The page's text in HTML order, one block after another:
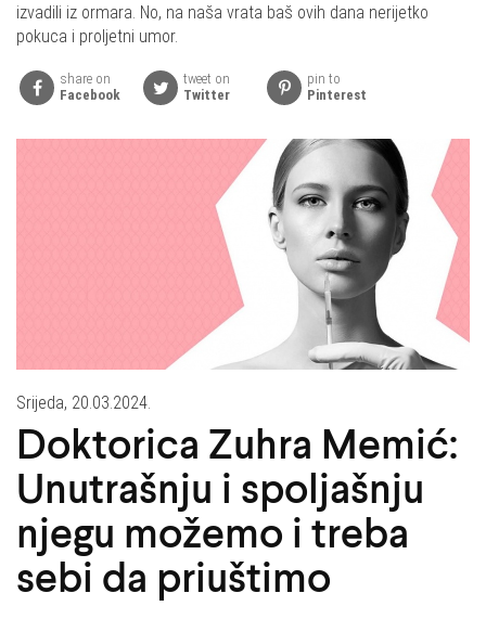
izvadili iz ormara. No, na naša vrata baš ovih dana nerijetko
pokuca i proljetni umor.
share on
Facebook
tweet on
Twitter
pin to
Pinterest
Srijeda, 20.03.2024.
Doktorica Zuhra Memić:
Unutrašnju i spoljašnju
njegu možemo i treba
sebi da priuštimo